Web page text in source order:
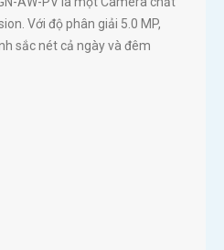
Với độ phân giải 5.0 MP,
sắc nét cả ngày và đêm